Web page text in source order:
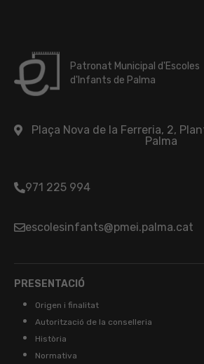
Patronat Municipal d'Escoles
d'Infants de Palma
Plaça Nova de la Ferreria, 2,
Palma
971 225 994
escolesinfants@pmei.palma.cat
PRESENTACIÓ
Origen i finalitat
Autorització de la conselleria
Història
Normativa